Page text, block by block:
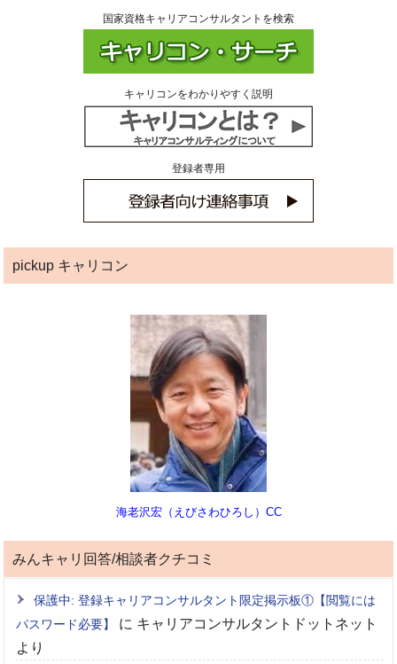
国家資格キャリアコンサルタントを検索
キャリコンをわかりやすく説明
登録者専用
pickup キャリコン
海老沢宏（えびさわひろし）CC
みんキャリ回答/相談者クチコミ
保護中: 登録キャリアコンサルタント限定掲示板①【閲覧には
パスワード必要】
に キャリアコンサルタントドットネット
より